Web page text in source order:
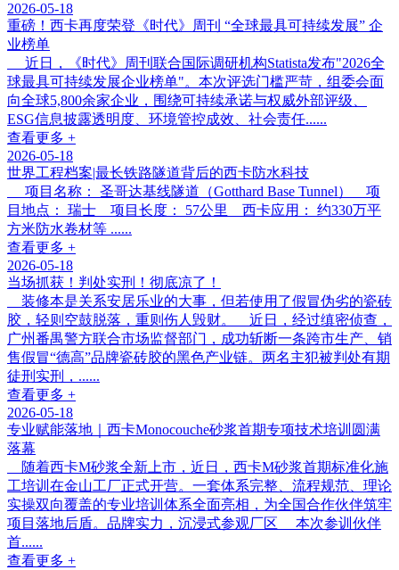
2026-05-18
重磅！西卡再度荣登《时代》周刊 “全球最具可持续发展” 企
业榜单
近日，《时代》周刊联合国际调研机构Statista发布"2026全
球最具可持续发展企业榜单"。本次评选门槛严苛，组委会面
向全球5,800余家企业，围绕可持续承诺与权威外部评级、
ESG信息披露透明度、环境管控成效、社会责任......
查看更多 +
2026-05-18
世界工程档案|最长铁路隧道背后的西卡防水科技
项目名称： 圣哥达基线隧道（Gotthard Base Tunnel） 项
目地点： 瑞士 项目长度： 57公里 西卡应用： 约330万平
方米防水卷材等 ......
查看更多 +
2026-05-18
当场抓获！判处实刑！彻底凉了！
装修本是关系安居乐业的大事，但若使用了假冒伪劣的瓷砖
胶，轻则空鼓脱落，重则伤人毁财。 近日，经过缜密侦查，
广州番禺警方联合市场监督部门，成功斩断一条跨市生产、销
售假冒“德高”品牌瓷砖胶的黑色产业链。两名主犯被判处有期
徒刑实刑，......
查看更多 +
2026-05-18
专业赋能落地｜西卡Monocouche砂浆首期专项技术培训圆满
落幕
随着西卡M砂浆全新上市，近日，西卡M砂浆首期标准化施
工培训在金山工厂正式开营。一套体系完整、流程规范、理论
实操双向覆盖的专业培训体系全面亮相，为全国合作伙伴筑牢
项目落地后盾。品牌实力，沉浸式参观厂区 本次参训伙伴
首......
查看更多 +